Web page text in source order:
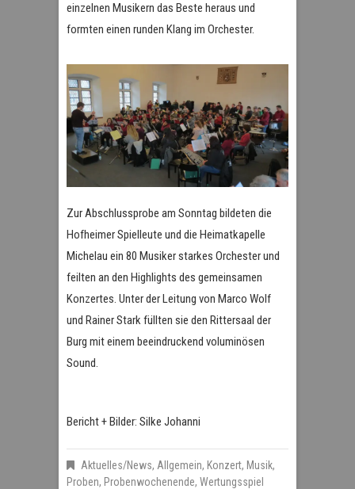
einzelnen Musikern das Beste heraus und
formten einen runden Klang im Orchester.
Zur Abschlussprobe am Sonntag bildeten die
Hofheimer Spielleute und die Heimatkapelle
Michelau ein 80 Musiker starkes Orchester und
feilten an den Highlights des gemeinsamen
Konzertes. Unter der Leitung von Marco Wolf
und Rainer Stark füllten sie den Rittersaal der
Burg mit einem beeindruckend voluminösen
Sound.
Bericht + Bilder: Silke Johanni
Aktuelles/News, Allgemein, Konzert, Musik,
Proben, Probenwochenende, Wertungsspiel